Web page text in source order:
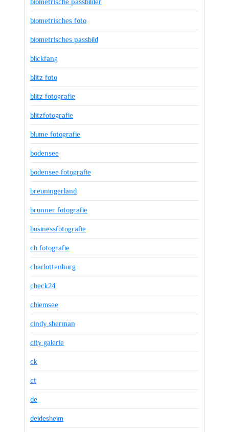
biometrisches foto
biometrisches passbild
blickfang
blitz foto
blitz fotografie
blitzfotografie
blume fotografie
bodensee
bodensee fotografie
breuningerland
brunner fotografie
businessfotografie
ch fotografie
charlottenburg
check24
chiemsee
cindy sherman
city galerie
ck
ct
de
deidesheim